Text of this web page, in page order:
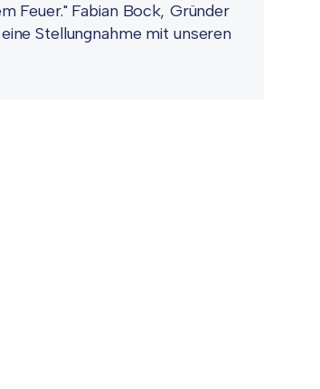
Feuer." Fabian Bock, Gründer
Stellungnahme mit unseren